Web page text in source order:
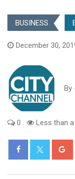
BUSINESS
December 30,
By
0 Less than